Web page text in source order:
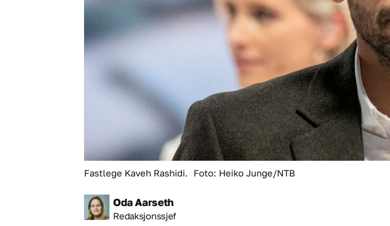
Fastlege Kaveh Rashidi. Foto: Heiko Junge/NTB
OdaAarseth
Redaksjonssjef